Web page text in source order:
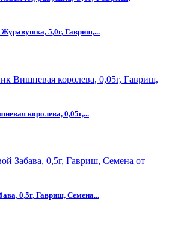
5,0г, Гавриш,...
королева, 0,05г,...
0,5г, Гавриш, Семена...